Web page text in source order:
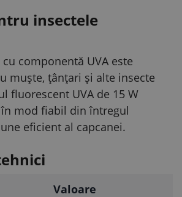
insectele
componentă UVA este
muște, țânțari și alte insecte
fluorescent UVA de 15 W
mod fiabil din întregul
eficient al capcanei.
Valoare